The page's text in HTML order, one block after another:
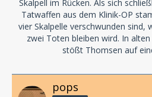
Skalpell im Rücken. Als sich
Tatwaffen aus dem Klinik-OP
vier Skalpelle verschwunden sind,
zwei Toten bleiben wird. In
stößt Thomsen auf
pops